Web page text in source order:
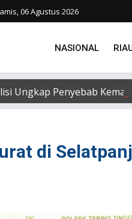
06 Agustus 2026
NASIONAL
Ungkap Penyebab
di